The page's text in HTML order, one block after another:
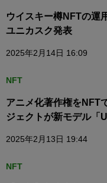
ウイスキー樽NFTの運
ユニカスク発表
2025年2月14日 16:09
NFT
アニメ化著作権をNFT
ジェクトが新モデル「
2025年2月13日 19:44
NFT